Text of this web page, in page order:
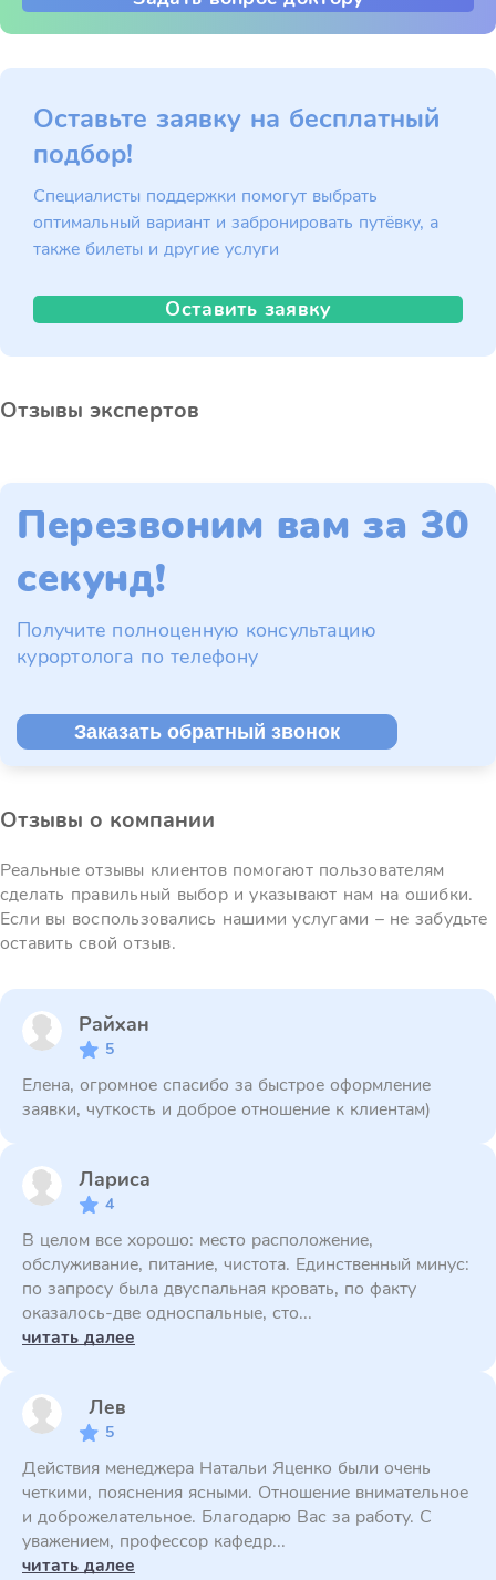
Оставьте заявку на бесплатный
подбор!
Специалисты поддержки помогут выбрать
оптимальный вариант и забронировать путёвку, а
также билеты и другие услуги
Оставить заявку
Отзывы экспертов
Перезвоним вам за 30
секунд!
Получите полноценную консультацию
курортолога по телефону
Заказать обратный звонок
Отзывы о компании
Реальные отзывы клиентов помогают пользователям
сделать правильный выбор и указывают нам на ошибки.
Если вы воспользовались нашими услугами – не забудьте
оставить свой отзыв.
Райхан
5
Елена, огромное спасибо за быстрое оформление
заявки, чуткость и доброе отношение к клиентам)
Лариса
4
В целом все хорошо: место расположение,
обслуживание, питание, чистота. Единственный минус:
по запросу была двуспальная кровать, по факту
оказалось-две односпальные, сто...
читать далее
Лев
5
Действия менеджера Натальи Яценко были очень
четкими, пояснения ясными. Отношение внимательное
и доброжелательное. Благодарю Вас за работу. С
уважением, профессор кафедр...
читать далее